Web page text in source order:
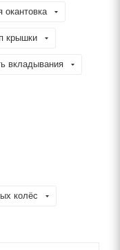
окантовка
крышки
вкладывания
колёс